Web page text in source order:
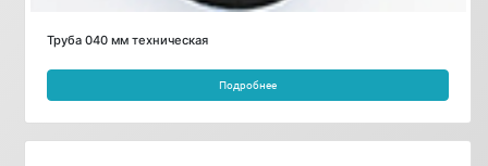
Труба 040 мм техническая
Подробнее